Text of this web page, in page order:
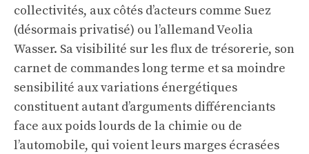
collectivités, aux côtés d’acteurs comme Suez
(désormais privatisé) ou l’allemand Veolia
Wasser. Sa visibilité sur les flux de trésorerie, son
carnet de commandes long terme et sa moindre
sensibilité aux variations énergétiques
constituent autant d’arguments différenciants
face aux poids lourds de la chimie ou de
l’automobile, qui voient leurs marges écrasées